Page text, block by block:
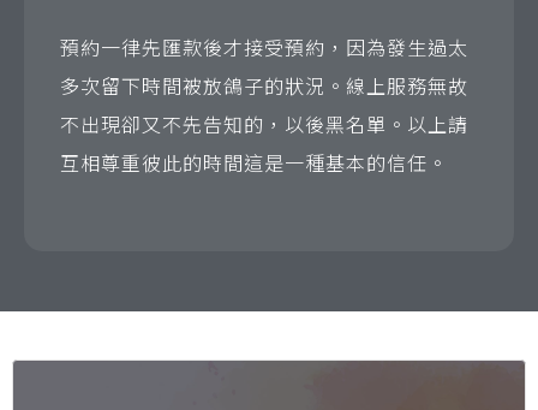
預約一律先匯款後才接受預約，因為發生過太
多次留下時間被放鴿子的狀況。線上服務無故
不出現卻又不先告知的，以後黑名單。以上請
互相尊重彼此的時間這是一種基本的信任。